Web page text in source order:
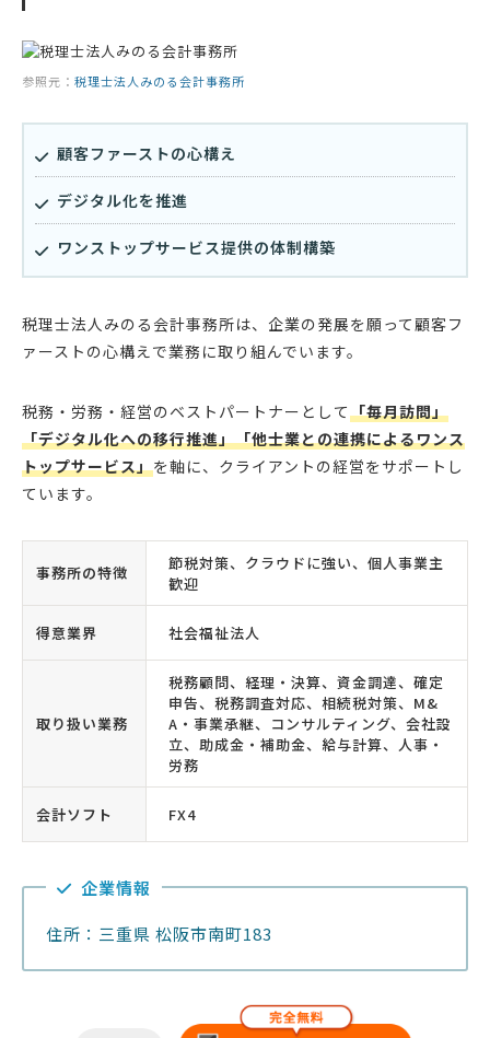
参照元： 税理士法人みのる会計事務所
顧客ファーストの心構え
デジタル化を推進
ワンストップサービス提供の体制構築
税理士法人みのる会計事務所は、企業の発展を願って顧客フ
ァーストの心構えで業務に取り組んでいます。
税務・労務・経営のベストパートナーとして「毎月訪問」
「デジタル化への移行推進」「他士業との連携によるワンス
トップサービス」を軸に、クライアントの経営をサポートし
ています。
事務所の特徴
節税対策、クラウドに強い、個人事業主
歓迎
得意業界 社会福祉法人
取り扱い業務
税務顧問、経理・決算、資金調達、確定
申告、税務調査対応、相続税対策、M&
A・事業承継、コンサルティング、会社設
立、助成金・補助金、給与計算、人事・
労務
会計ソフト FX4
企業情報
住所：三重県 松阪市南町183